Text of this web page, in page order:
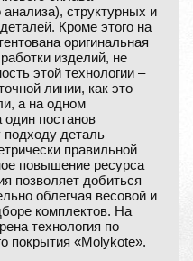
структурных и
Кроме этого на
оригинальная
изделий, не
этой технологии –
линии, как это
а на одном
постанов
подходу деталь
правильной
повышение ресурса
позволяет добиться
облегчая весовой и
комплектов. На
технология по
покрытия «Molykote».